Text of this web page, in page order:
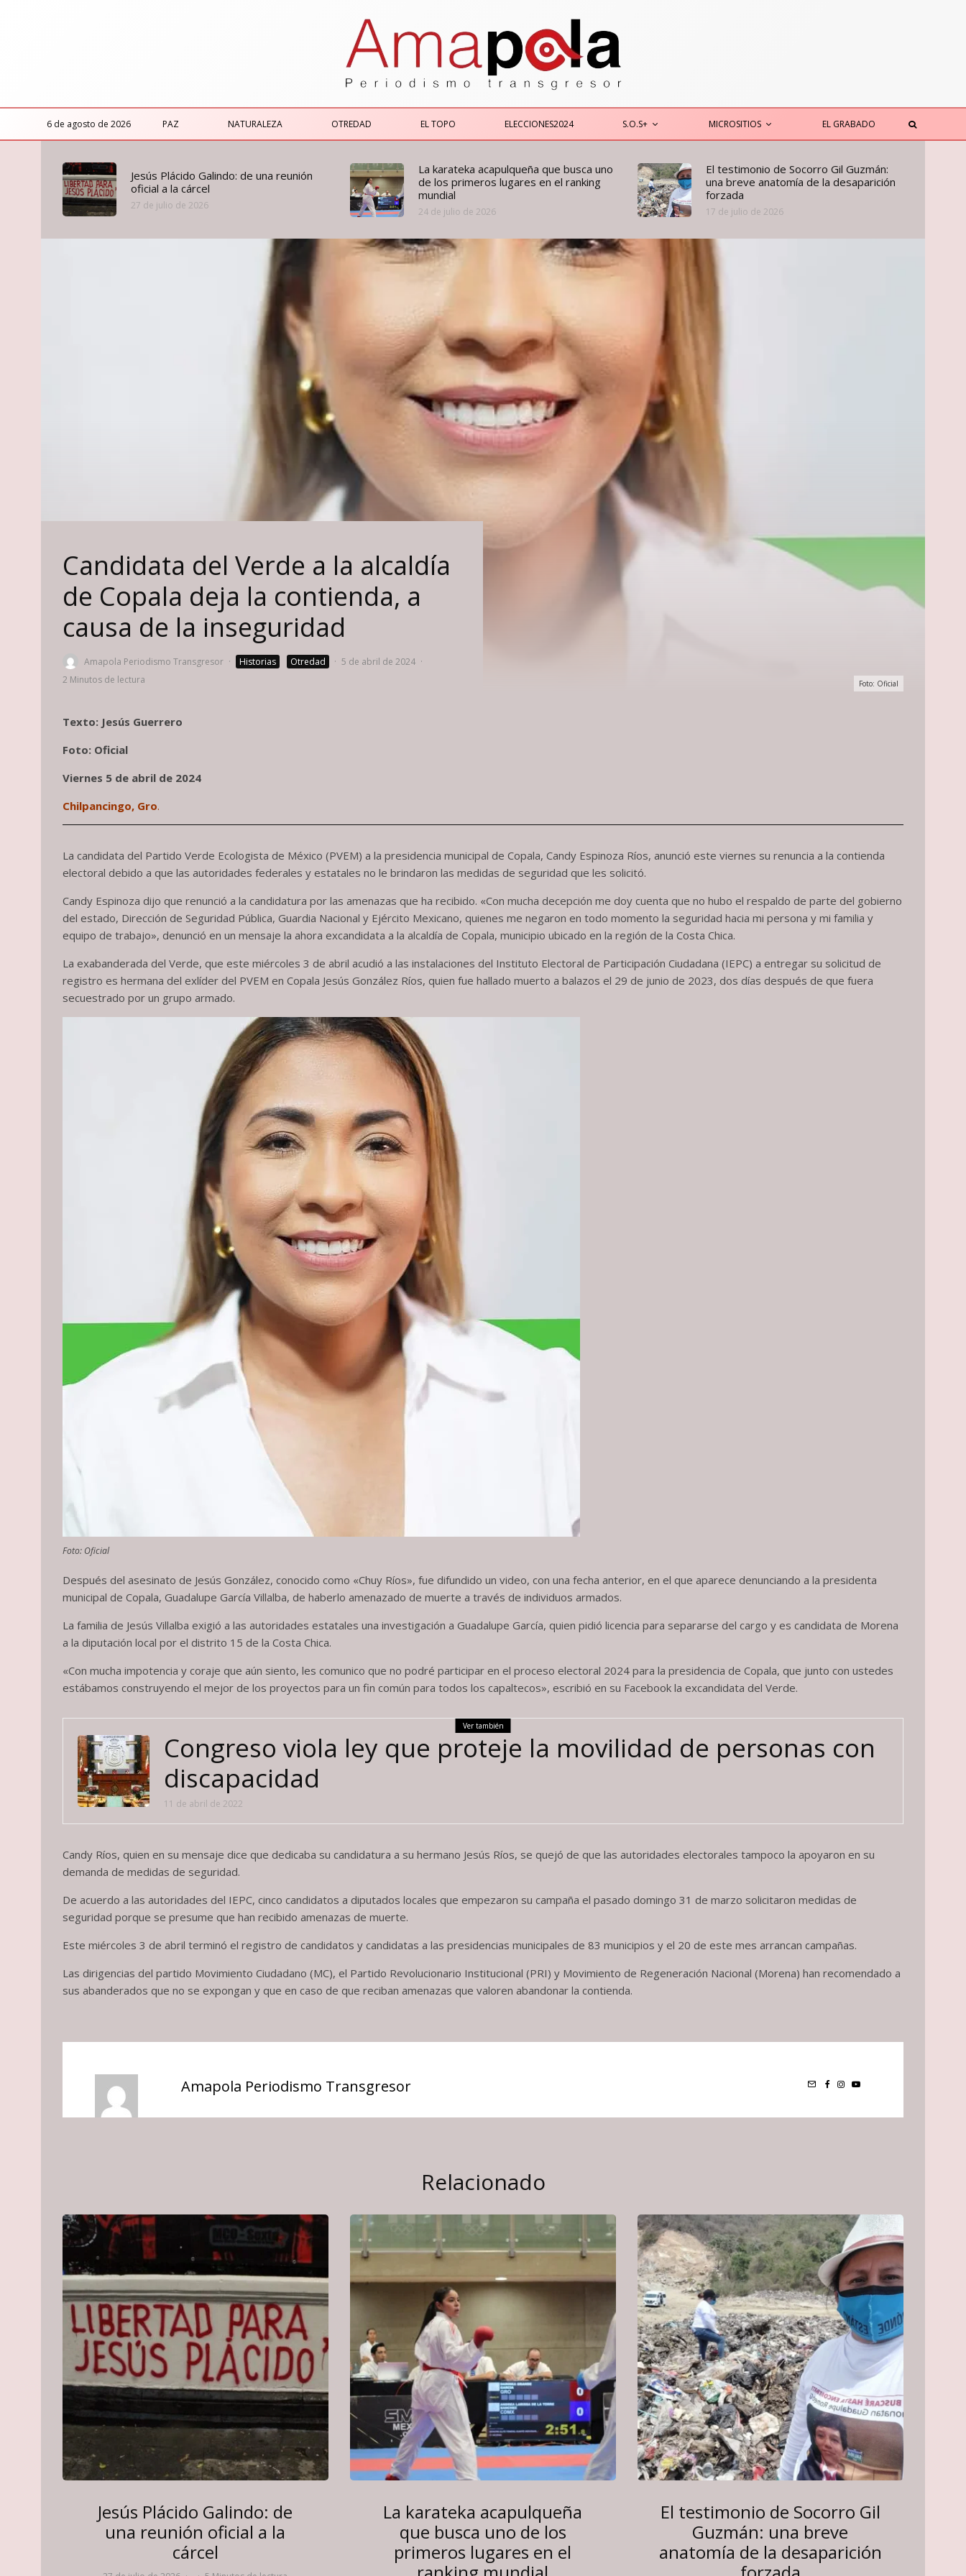
6 de agosto de 2026 PAZ NATURALEZA OTREDAD EL TOPO ELECCIONES2024 S.O.S+ MICROSITIOS EL GRABADO
Jesús Plácido Galindo: de una reunión
oficial a la cárcel
27 de julio de 2026
La karateka acapulqueña que busca uno
de los primeros lugares en el ranking
mundial
24 de julio de 2026
El testimonio de Socorro Gil Guzmán:
una breve anatomía de la desaparición
forzada
17 de julio de 2026
Foto: Oficial
Candidata del Verde a la alcaldía
de Copala deja la contienda, a
causa de la inseguridad
Amapola Periodismo Transgresor · Historias Otredad · 5 de abril de 2024 ·
2 Minutos de lectura
Texto: Jesús Guerrero
Foto: Oficial
Viernes 5 de abril de 2024
Chilpancingo, Gro.
La candidata del Partido Verde Ecologista de México (PVEM) a la presidencia municipal de Copala, Candy Espinoza Ríos, anunció este viernes su renuncia a la contienda
electoral debido a que las autoridades federales y estatales no le brindaron las medidas de seguridad que les solicitó.
Candy Espinoza dijo que renunció a la candidatura por las amenazas que ha recibido. «Con mucha decepción me doy cuenta que no hubo el respaldo de parte del gobierno
del estado, Dirección de Seguridad Pública, Guardia Nacional y Ejército Mexicano, quienes me negaron en todo momento la seguridad hacia mi persona y mi familia y
equipo de trabajo», denunció en un mensaje la ahora excandidata a la alcaldía de Copala, municipio ubicado en la región de la Costa Chica.
La exabanderada del Verde, que este miércoles 3 de abril acudió a las instalaciones del Instituto Electoral de Participación Ciudadana (IEPC) a entregar su solicitud de
registro es hermana del exlíder del PVEM en Copala Jesús González Ríos, quien fue hallado muerto a balazos el 29 de junio de 2023, dos días después de que fuera
secuestrado por un grupo armado.
Foto: Oficial
Después del asesinato de Jesús González, conocido como «Chuy Ríos», fue difundido un video, con una fecha anterior, en el que aparece denunciando a la presidenta
municipal de Copala, Guadalupe García Villalba, de haberlo amenazado de muerte a través de individuos armados.
La familia de Jesús Villalba exigió a las autoridades estatales una investigación a Guadalupe García, quien pidió licencia para separarse del cargo y es candidata de Morena
a la diputación local por el distrito 15 de la Costa Chica.
«Con mucha impotencia y coraje que aún siento, les comunico que no podré participar en el proceso electoral 2024 para la presidencia de Copala, que junto con ustedes
estábamos construyendo el mejor de los proyectos para un fin común para todos los capaltecos», escribió en su Facebook la excandidata del Verde.
Ver también
Congreso viola ley que proteje la movilidad de personas con
discapacidad
11 de abril de 2022
Candy Ríos, quien en su mensaje dice que dedicaba su candidatura a su hermano Jesús Ríos, se quejó de que las autoridades electorales tampoco la apoyaron en su
demanda de medidas de seguridad.
De acuerdo a las autoridades del IEPC, cinco candidatos a diputados locales que empezaron su campaña el pasado domingo 31 de marzo solicitaron medidas de
seguridad porque se presume que han recibido amenazas de muerte.
Este miércoles 3 de abril terminó el registro de candidatos y candidatas a las presidencias municipales de 83 municipios y el 20 de este mes arrancan campañas.
Las dirigencias del partido Movimiento Ciudadano (MC), el Partido Revolucionario Institucional (PRI) y Movimiento de Regeneración Nacional (Morena) han recomendado a
sus abanderados que no se expongan y que en caso de que reciban amenazas que valoren abandonar la contienda.
Amapola Periodismo Transgresor
Relacionado
Jesús Plácido Galindo: de
una reunión oficial a la
cárcel
La karateka acapulqueña
que busca uno de los
primeros lugares en el
El testimonio de Socorro Gil
Guzmán: una breve
anatomía de la desaparición